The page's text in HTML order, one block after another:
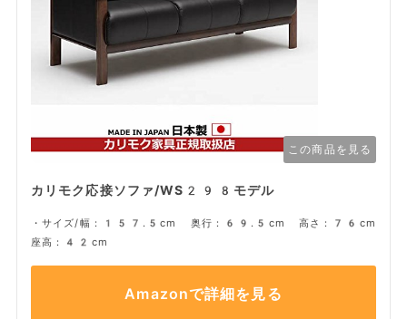
この商品を見る
カリモク応接ソファ/WS298モデル
・サイズ/幅：157.5cm 奥行：69.5cm 高さ：76cm
座高：42cm
Amazonで詳細を見る